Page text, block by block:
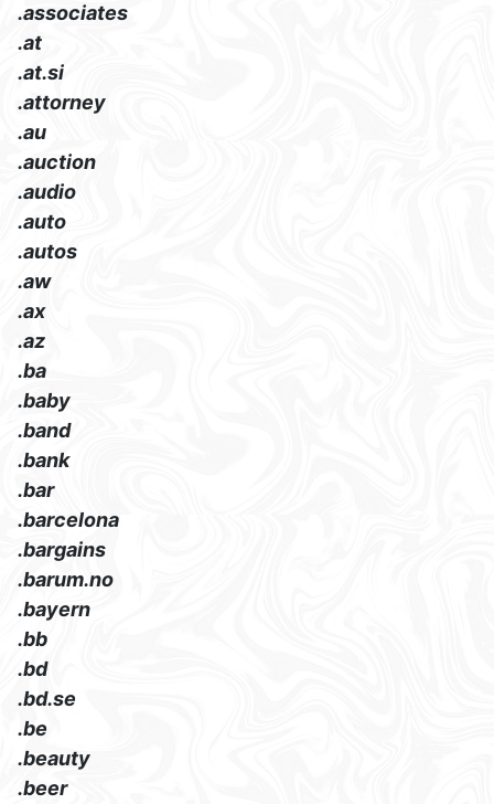
.associates
.at
.at.si
.attorney
.au
.auction
.audio
.auto
.autos
.aw
.ax
.az
.ba
.baby
.band
.bank
.bar
.barcelona
.bargains
.barum.no
.bayern
.bb
.bd
.bd.se
.be
.beauty
.beer